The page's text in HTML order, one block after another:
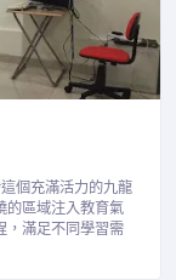
個充滿活力的九龍
的區域注入教育氣
，滿足不同學習需